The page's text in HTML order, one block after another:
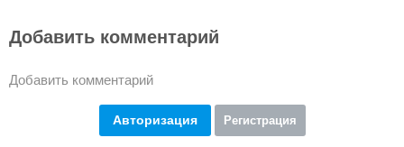
Добавить комментарий
Добавить комментарий
Авторизация Регистрация